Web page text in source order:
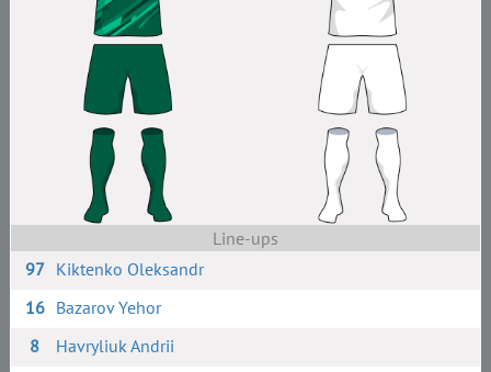
Line-ups
97 Kiktenko Oleksandr
16 Bazarov Yehor
8
Havryliuk Andrii